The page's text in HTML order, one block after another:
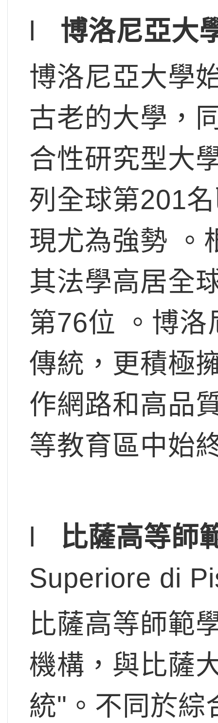
l 博洛尼亞大
博洛尼亞大學
古老的大學，
合性研究型大
列全球第201
現尤為強勢 。
其法學高居全
第76位 。博洛
傳統，更積極
作網路和高品
等教育區中始
l 比薩高等師
Superiore di
比薩高等師範
機構，與比薩
統"。不同於綜